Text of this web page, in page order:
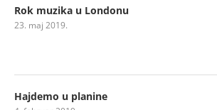
Rok muzika u Londonu
23. maj 2019.
Hajdemo u planine